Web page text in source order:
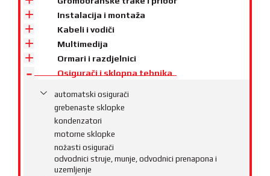
Instalacija i montaža
Kabeli i vodiči
Multimedija
Ormari i razdjelnici
Osigurači i sklopna tehnika
automatski osigurači
grebenaste sklopke
kondenzatori
motorne sklopke
nožasti osigurači
odvodnici struje, munje, odvodnici prenapona i
uzemljenje